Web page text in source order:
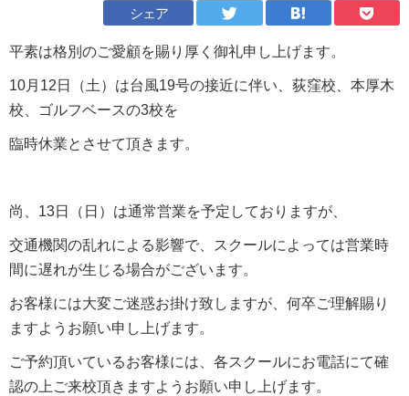
シェア
平素は格別のご愛顧を賜り厚く御礼申し上げます。
10月12日（土）は台風19号の接近に伴い、荻窪校、本厚木
校、ゴルフベースの3校を
臨時休業とさせて頂きます。
尚、13日（日）は通常営業を予定しておりますが、
交通機関の乱れによる影響で、スクールによっては営業時
間に遅れが生じる場合がございます。
お客様には大変ご迷惑お掛け致しますが、何卒ご理解賜り
ますようお願い申し上げます。
ご予約頂いているお客様には、各スクールにお電話にて確
認の上ご来校頂きますようお願い申し上げます。